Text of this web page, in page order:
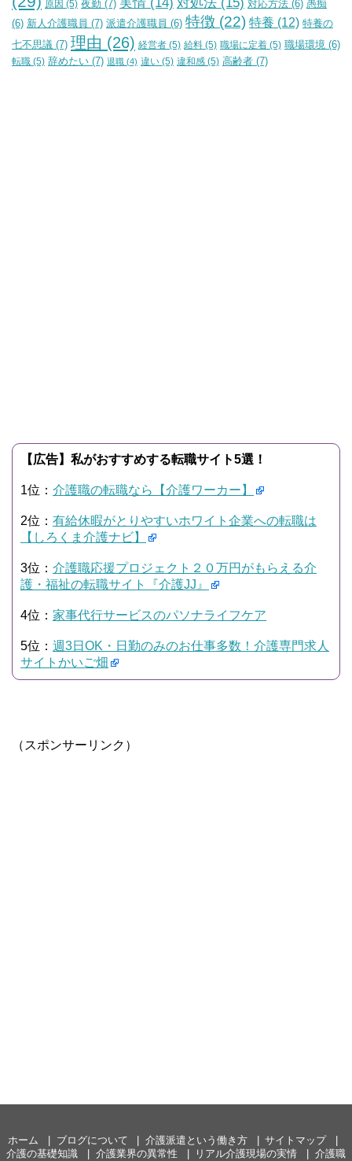
原因 (5) 夜勤 (7) 対応方法 (6) 愚痴
(6) 新人介護職員 (7) 派遣介護職員 (6) 特徴 (22) 特養 (12) 特養の
七不思議 (7) 理由 (26) 経営者 (5) 給料 (5) 職場に定着 (5) 職場環境 (6)
転職 (5) 辞めたい (7) 退職 (4) 違い (5) 違和感 (5) 高齢者 (7)
【広告】私がおすすめする転職サイト5選！
1位： 介護職の転職なら【介護ワーカー】
2位： 有給休暇がとりやすいホワイト企業への転職は
【しろくま介護ナビ】
3位： 介護職応援プロジェクト２０万円がもらえる介
護・福祉の転職サイト『介護JJ』
4位： 家事代行サービスのパソナライフケア
5位： 週3日OK・日勤のみのお仕事多数！介護専門求人
サイトかいご畑
（スポンサーリンク）
ホーム ブログについて 介護派遣という働き方
サイトマップ
介護の基礎知識
介護業界の異常性 リアル介護現場の実情
介護職